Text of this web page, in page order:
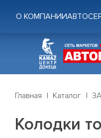
О КОМПАНИИ
Главная Каталог
Колодки